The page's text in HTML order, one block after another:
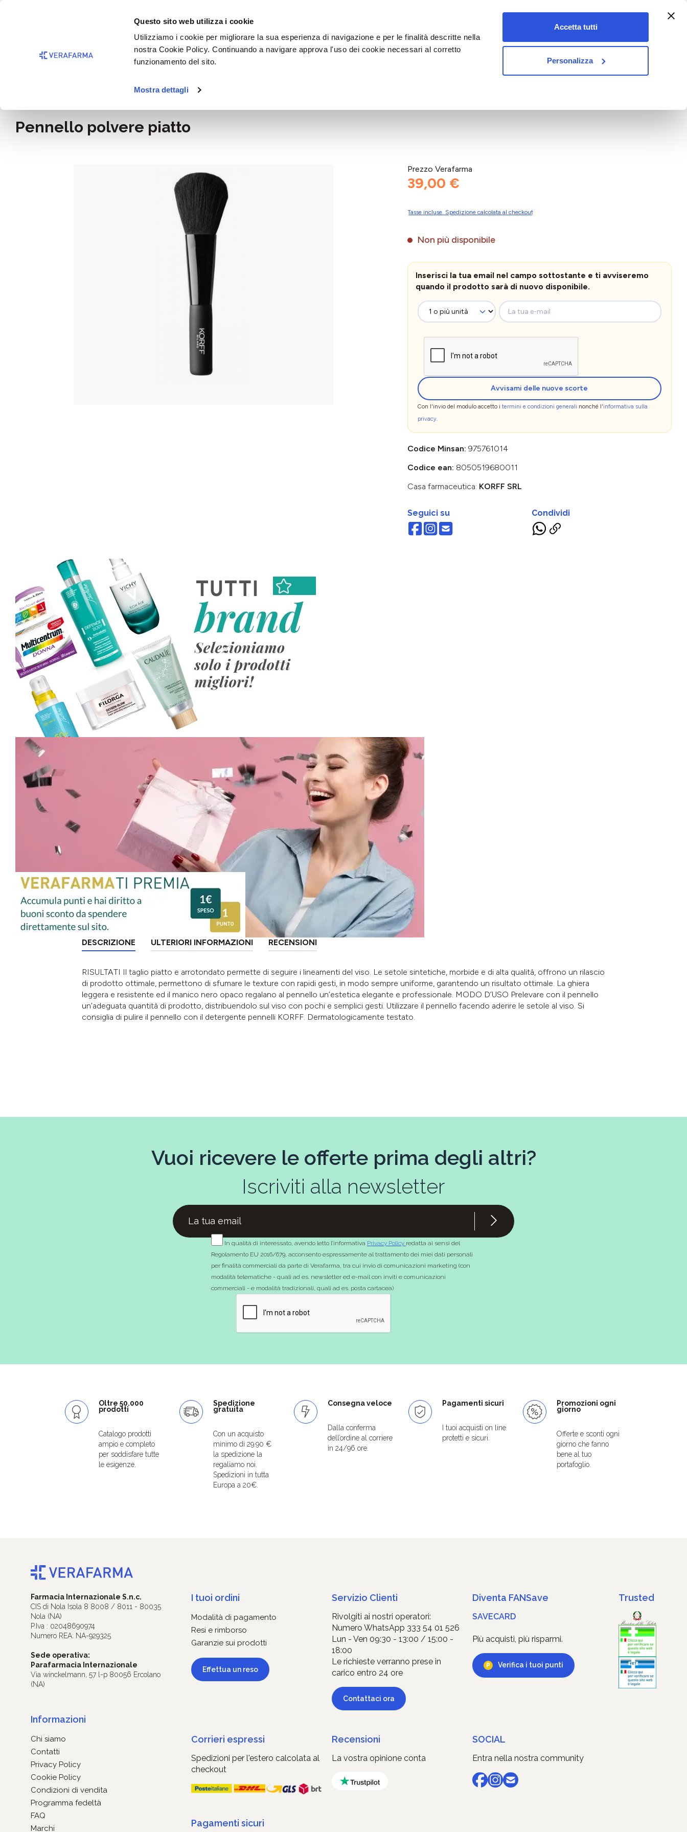
Questo sito web utilizza i cookie
Utilizziamo i cookie per migliorare la sua esperienza di navigazione e per le finalità descritte nella
nostra Cookie Policy. Continuando a navigare approva l'uso dei cookie necessari al corretto
funzionamento del sito.
Mostra dettagli
Accetta tutti
Personalizza
Passa alla navigazione principale
vet&pet
Pennello polvere piatto
Prezzo Verafarma
39,00 €
Tasse incluse. Spedizione calcolata al checkout
Non più disponibile
Inserisci la tua email nel campo sottostante e ti avviseremo
quando il prodotto sarà di nuovo disponibile.
La tua e-mail
Avvisami delle nuove scorte
Con l'invio del modulo accetto i termini e condizioni generali nonché l'informativa sulla
privacy.
Codice Minsan: 975761014
Codice ean: 8050519680011
Casa farmaceutica: KORFF SRL
Seguici su Condividi
DESCRIZIONE ULTERIORI INFORMAZIONI RECENSIONI
RISULTATI Il taglio piatto e arrotondato permette di seguire i lineamenti del viso. Le setole sintetiche, morbide e di alta qualità, offrono un rilascio
di prodotto ottimale, permettono di sfumare le texture con rapidi gesti, in modo sempre uniforme, garantendo un risultato ottimale. La ghiera
leggera e resistente ed il manico nero opaco regalano al pennello un’estetica elegante e professionale. MODO D’USO Prelevare con il pennello
un’adeguata quantità di prodotto, distribuendolo sul viso con pochi e semplici gesti. Utilizzare il pennello facendo aderire le setole al viso. Si
consiglia di pulire il pennello con il detergente pennelli KORFF. Dermatologicamente testato.
Vuoi ricevere le offerte prima degli altri?
Iscriviti alla newsletter
In qualità di interessato, avendo letto l’informativa Privacy Policy redatta ai sensi del
Regolamento EU 2016/679, acconsento espressamente al trattamento dei miei dati personali
per finalità commerciali da parte di Verafarma, tra cui invio di comunicazioni marketing (con
modalità telematiche - quali ad es. newsletter ed e-mail con inviti e comunicazioni
commerciali - e modalità tradizionali, quali ad es. posta cartacea)
Oltre 50.000
prodotti
Catalogo prodotti
ampio e completo
per soddisfare tutte
le esigenze.
Spedizione
gratuita
Con un acquisto
minimo di 29.90 €
la spedizione la
regaliamo noi.
Spedizioni in tutta
Europa a 20€.
Consegna veloce
Dalla conferma
dell’ordine al corriere
in 24/96 ore.
Pagamenti sicuri
I tuoi acquisti on line
protetti e sicuri.
Promozioni ogni
giorno
Offerte e sconti ogni
giorno che fanno
bene al tuo
portafoglio.
Farmacia Internazionale S.n.c.
CIS di Nola Isola 8 8008 / 8011 - 80035
Nola (NA)
P.Iva : 02048690974
Numero REA: NA-929325
Sede operativa:
Parafarmacia Internazionale
Via winckelmann, 57 l-p 80056 Ercolano
(NA)
Informazioni
Chi siamo
Contatti
Privacy Policy
Cookie Policy
Condizioni di vendita
Programma fedeltà
FAQ
Marchi
I tuoi ordini
Modalità di pagamento
Resi e rimborso
Garanzie sui prodotti
Effettua un reso
Servizio Clienti
Rivolgiti ai nostri operatori:
Numero WhatsApp 333 54 01 526
Lun - Ven 09:30 - 13:00 / 15:00 -
18:00
Le richieste verranno prese in
carico entro 24 ore
Contattaci ora
Diventa FANSave
SAVECARD
Più acquisti, più risparmi.
Verifica i tuoi punti
Corrieri espressi
Spedizioni per l'estero calcolata al
checkout
Recensioni
La vostra opinione conta
SOCIAL
Entra nella nostra community
Pagamenti sicuri
Trusted